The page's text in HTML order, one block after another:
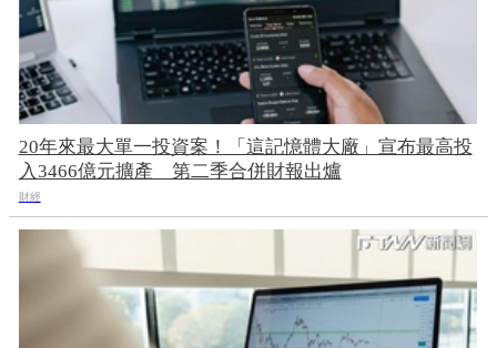
20年來最大單一投資案！「這記憶體大廠」宣布最高投
入3466億元擴產 第二季合併財報出爐
財經